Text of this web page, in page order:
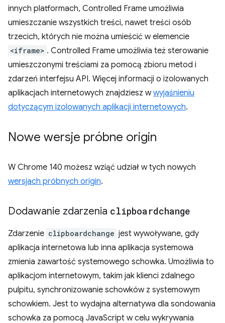
innych platformach, Controlled Frame umożliwia
umieszczanie wszystkich treści, nawet treści osób
trzecich, których nie można umieścić w elemencie
<iframe> . Controlled Frame umożliwia też sterowanie
umieszczonymi treściami za pomocą zbioru metod i
zdarzeń interfejsu API. Więcej informacji o izolowanych
aplikacjach internetowych znajdziesz wwyjaśnieniu
dotyczącym izolowanych aplikacji internetowych.
Nowe wersje próbne origin
W Chrome 140 możesz wziąć udział w tych nowych
wersjach próbnych origin.
Dodawanie zdarzenia clipboardchange
Zdarzenie clipboardchange jest wywoływane, gdy
aplikacja internetowa lub inna aplikacja systemowa
zmienia zawartość systemowego schowka. Umożliwia to
aplikacjom internetowym, takim jak klienci zdalnego
pulpitu, synchronizowanie schowków z systemowym
schowkiem. Jest to wydajna alternatywa dla sondowania
schowka za pomocą JavaScript w celu wykrywania